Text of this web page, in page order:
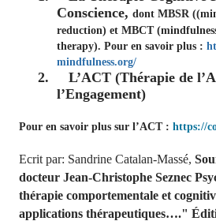
Conscience, dont MBSR
reduction) et MBCT
therapy). Pour en savoir plus :
mindfulness.org/
2.
L’ACT (Thérapie de
lʼEngagement)
Pour en savoir plus sur l’ACT : https://
Ecrit par: Sandrine Catalan-Massé,
docteur Jean-Christophe Seznec
thérapie comportementale et
applications thérapeutiques…."